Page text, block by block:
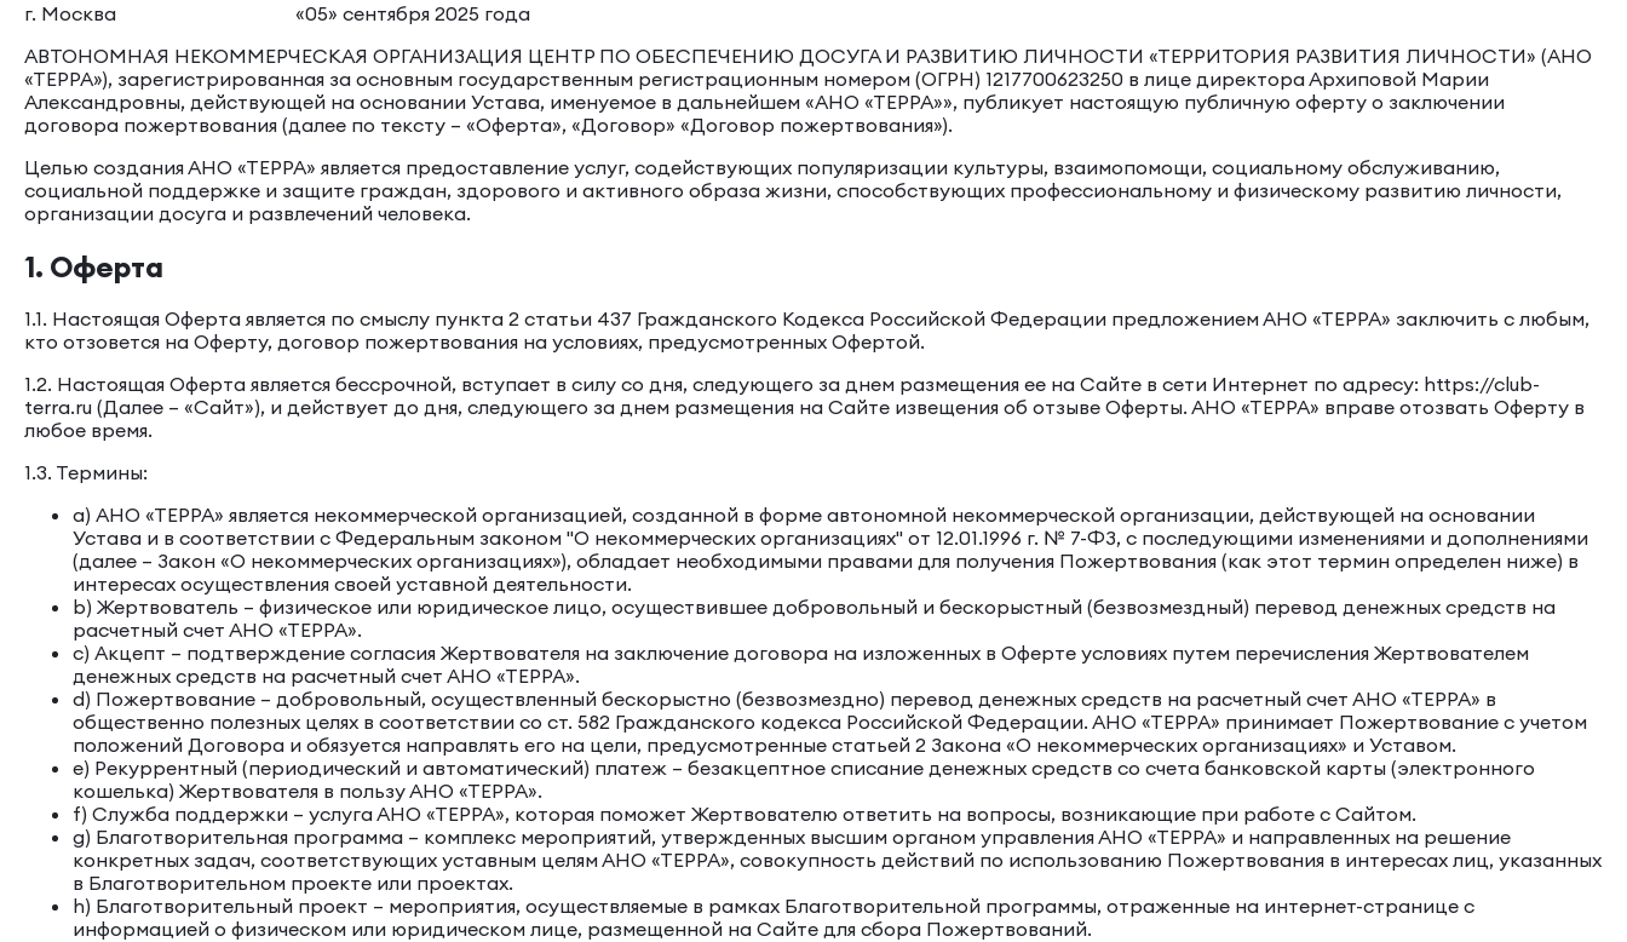
г. Москва «05» сентября 2025 года
АВТОНОМНАЯ НЕКОММЕРЧЕСКАЯ ОРГАНИЗАЦИЯ ЦЕНТР ПО ОБЕСПЕЧЕНИЮ ДОСУГА И РАЗВИТИЮ ЛИЧНОСТИ «ТЕРРИТОРИЯ РАЗВИТИЯ ЛИЧНОСТИ» (АНО
«ТЕРРА»), зарегистрированная за основным государственным регистрационным номером (ОГРН) 1217700623250 в лице директора Архиповой Марии
Александровны, действующей на основании Устава, именуемое в дальнейшем «АНО «ТЕРРА»», публикует настоящую публичную оферту о заключении
договора пожертвования (далее по тексту – «Оферта», «Договор» «Договор пожертвования»).
Целью создания АНО «ТЕРРА» является предоставление услуг, содействующих популяризации культуры, взаимопомощи, социальному обслуживанию,
социальной поддержке и защите граждан, здорового и активного образа жизни, способствующих профессиональному и физическому развитию личности,
организации досуга и развлечений человека.
1. Оферта
1.1. Настоящая Оферта является по смыслу пункта 2 статьи 437 Гражданского Кодекса Российской Федерации предложением АНО «ТЕРРА» заключить с любым,
кто отзовется на Оферту, договор пожертвования на условиях, предусмотренных Офертой.
1.2. Настоящая Оферта является бессрочной, вступает в силу со дня, следующего за днем размещения ее на Сайте в сети Интернет по адресу: https://club-
terra.ru (Далее – «Сайт»), и действует до дня, следующего за днем размещения на Сайте извещения об отзыве Оферты. АНО «ТЕРРА» вправе отозвать Оферту в
любое время.
1.3. Термины:
a) АНО «ТЕРРА» является некоммерческой организацией, созданной в форме автономной некоммерческой организации, действующей на основании
Устава и в соответствии с Федеральным законом "О некоммерческих организациях" от 12.01.1996 г. № 7-ФЗ, с последующими изменениями и дополнениями
(далее – Закон «О некоммерческих организациях»), обладает необходимыми правами для получения Пожертвования (как этот термин определен ниже) в
интересах осуществления своей уставной деятельности.
b) Жертвователь – физическое или юридическое лицо, осуществившее добровольный и бескорыстный (безвозмездный) перевод денежных средств на
расчетный счет АНО «ТЕРРА».
c) Акцепт – подтверждение согласия Жертвователя на заключение договора на изложенных в Оферте условиях путем перечисления Жертвователем
денежных средств на расчетный счет АНО «ТЕРРА».
d) Пожертвование – добровольный, осуществленный бескорыстно (безвозмездно) перевод денежных средств на расчетный счет АНО «ТЕРРА» в
общественно полезных целях в соответствии со ст. 582 Гражданского кодекса Российской Федерации. АНО «ТЕРРА» принимает Пожертвование с учетом
положений Договора и обязуется направлять его на цели, предусмотренные статьей 2 Закона «О некоммерческих организациях» и Уставом.
e) Рекуррентный (периодический и автоматический) платеж – безакцептное списание денежных средств со счета банковской карты (электронного
кошелька) Жертвователя в пользу АНО «ТЕРРА».
f) Служба поддержки – услуга АНО «ТЕРРА», которая поможет Жертвователю ответить на вопросы, возникающие при работе с Сайтом.
g) Благотворительная программа – комплекс мероприятий, утвержденных высшим органом управления АНО «ТЕРРА» и направленных на решение
конкретных задач, соответствующих уставным целям АНО «ТЕРРА», совокупность действий по использованию Пожертвования в интересах лиц, указанных
в Благотворительном проекте или проектах.
h) Благотворительный проект – мероприятия, осуществляемые в рамках Благотворительной программы, отраженные на интернет-странице с
информацией о физическом или юридическом лице, размещенной на Сайте для сбора Пожертвований.